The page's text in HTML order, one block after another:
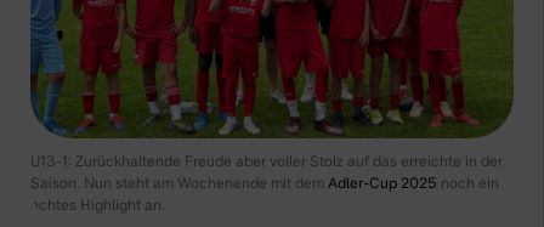
U13-1: Zurückhaltende Freude aber voller Stolz auf das erreichte in der
Saison. Nun steht am Wochenende mit dem Adler-Cup 2025 noch ein
echtes Highlight an.